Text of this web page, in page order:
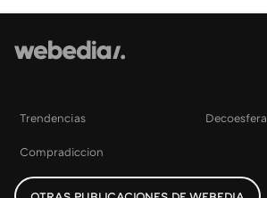
Trendencias Decoesfera
Compradiccion